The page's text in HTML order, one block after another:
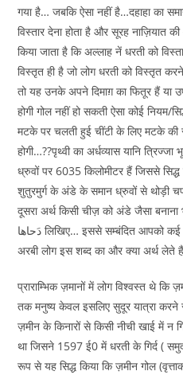
गया है… जबकि ऐसा नहीं है…दहाहा का
विस्तार देना होता है और सूरह
किया जाता है कि अल्लाह नें धरती को
विस्तृत ही है जो लोग धरती को विस्तृत
तो यह उनके अपने दिमाग़ का फितूर हैं या
होगी गोल नहीं हो सकती ऐसा कोई
मटके पर चलती हुई चींटी के लिए मटके की
होगी…??पृथ्वी का अर्धव्यास यानि
ध्रुवों पर 6035 किलोमीटर हैं जिससे
शुतुरमुर्ग के अंडे के समान ध्रुवों से थोड़ी
दूसरा अर्थ किसी चीज़ को अंडे जैसा बनाना
دَحاها लिखिए… इससे सम्बंदित आपको कई चित्र आ जायेंगे जिससे आप समझ जायेंगे
अरबी लोग इस शब्द का और क्या अर्थ लेते
प्राराम्भिक ज़मानों में लोग विश्वस्त थे कि
तक मनुष्य केवल इसलिए सुदूर यात्रा करने
ज़मीन के किनारों से किसी नीची खाई में न
था जिसने 1597 ई0 में धरती के गिर्द (
रूप से यह सिद्ध किया कि ज़मीन गोल